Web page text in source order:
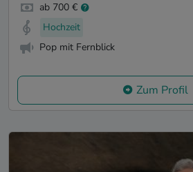
ab 700 €
Hochzeit
Pop mit Fernblick
Zum Profil